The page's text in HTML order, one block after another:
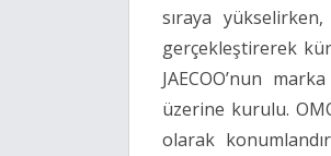
sıraya
gerçekleştirerek
JAECOO’nun
üzerine kurulu.
olarak